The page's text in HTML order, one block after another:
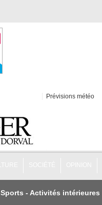
Prévisions météo
Sports - Activités intérieures